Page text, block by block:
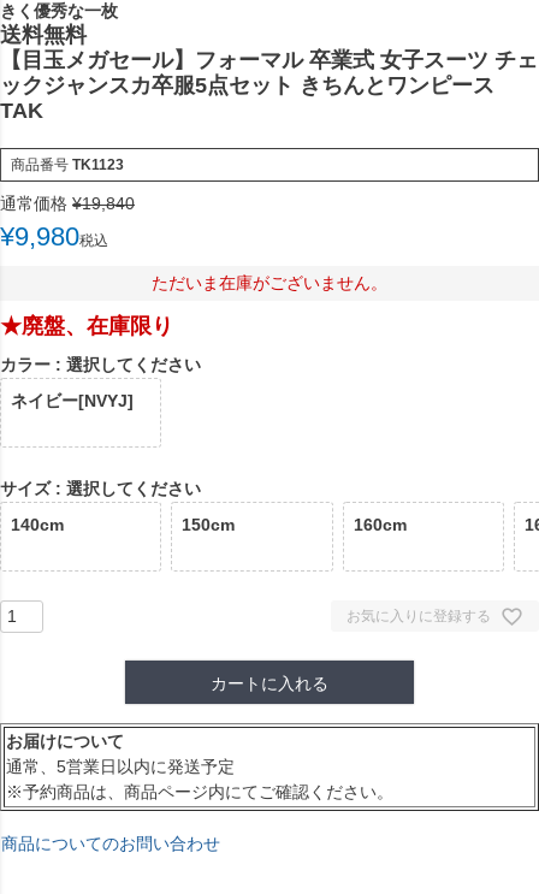
きく優秀な一枚
送料無料
【目玉メガセール】フォーマル 卒業式 女子スーツ チェ
ックジャンスカ卒服5点セット きちんとワンピース
TAK
商品番号 TK1123
通常価格 ¥19,840
¥9,980税込
ただいま在庫がございません。
★廃盤、在庫限り
カラー
選択してください
ネイビー[NVYJ]
サイズ
選択してください
140cm
150cm 160cm
お気に入りに登録する
カートに入れる
お届けについて
通常、5営業日以内に発送予定
※予約商品は、商品ページ内にてご確認ください。
商品についてのお問い合わせ